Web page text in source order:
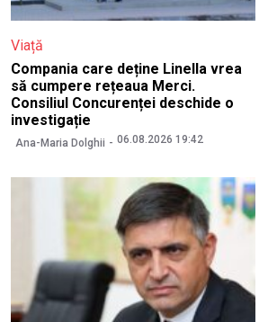
Viață
Compania care deține Linella vrea
să cumpere rețeaua Merci.
Consiliul Concurenței deschide o
investigație
Ana-Maria Dolghii 06.08.2026 19:42